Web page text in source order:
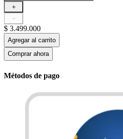
＋
－
$ 3.499.000
Agregar al carrito
Comprar ahora
Métodos de pago